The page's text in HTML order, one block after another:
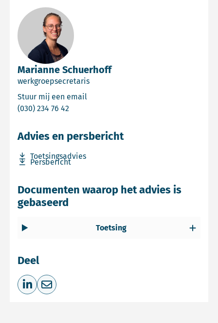
Marianne Schuerhoff
werkgroepsecretaris
Stuur mij een email
(030) 234 76 42
Advies en persbericht
Toetsingsadvies
Download bestand Toetsingsadvies
Persbericht
Download bestand Persbericht
Documenten waarop het advies is
gebaseerd
Toetsing
Deel
Deel op LinkedIn
Deel via e-mail